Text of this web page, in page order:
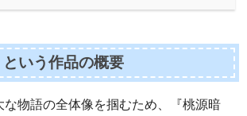
という作品の概要
な物語の全体像を掴むため、『桃源暗